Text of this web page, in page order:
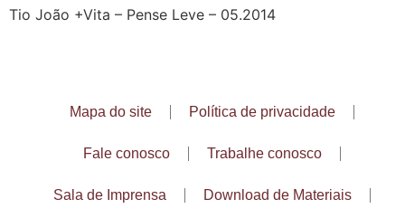
Tio João +Vita – Pense Leve – 05.2014
Mapa do site Política de privacidade
Fale conosco Trabalhe conosco
Sala de Imprensa Download de Materiais